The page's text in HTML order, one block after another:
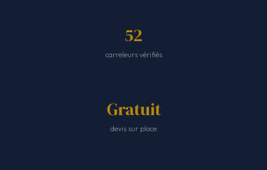
52
carreleurs vérifiés
Gratuit
devis sur place